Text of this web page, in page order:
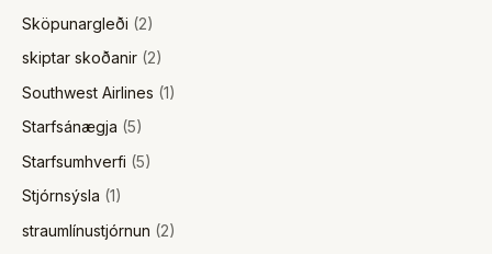
Sköpunargleði (2)
skiptar skoðanir (2)
Southwest Airlines (1)
Starfsánægja (5)
Starfsumhverfi (5)
Stjórnsýsla (1)
straumlínustjórnun (2)